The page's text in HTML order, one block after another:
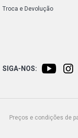
Troca e Devolução
SIGA-NOS:
Preços e condições de